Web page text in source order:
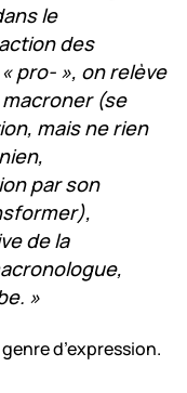
le
des
pro- », on relève
(se
mais ne rien
par son
de la
»
d’expression.